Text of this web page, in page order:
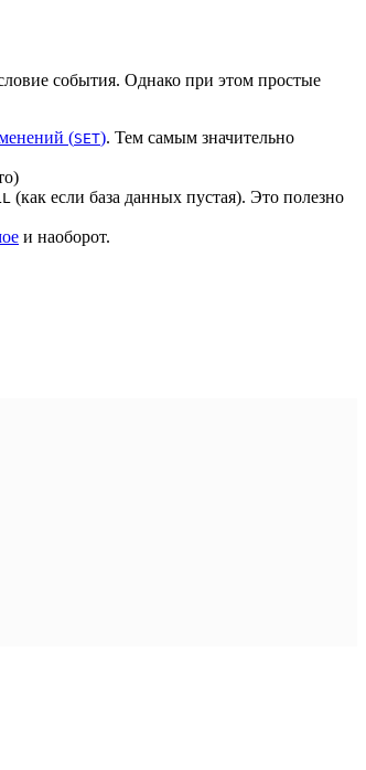
события. Однако при этом простые
(SET). Тем самым значительно
(как если база данных пустая). Это полезно
и наоборот.